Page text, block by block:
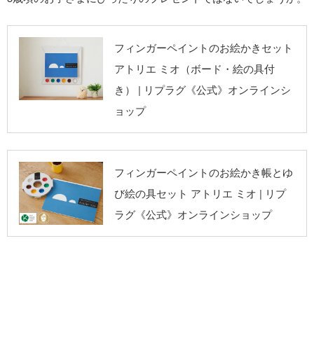
リプラグ《公式》
オンラインショッ
フィンガーペイントのお絵かきセット
アトリエ ミオ（ボード・絵の具付
き） | リプラグ《公式》オンラインシ
ョップ
リプラグ《公式》
オンラインショッ
プ
フィンガーペイントのお絵かき帳とゆ
び絵の具セット アトリエ ミオ | リプ
ラグ《公式》オンラインショップ